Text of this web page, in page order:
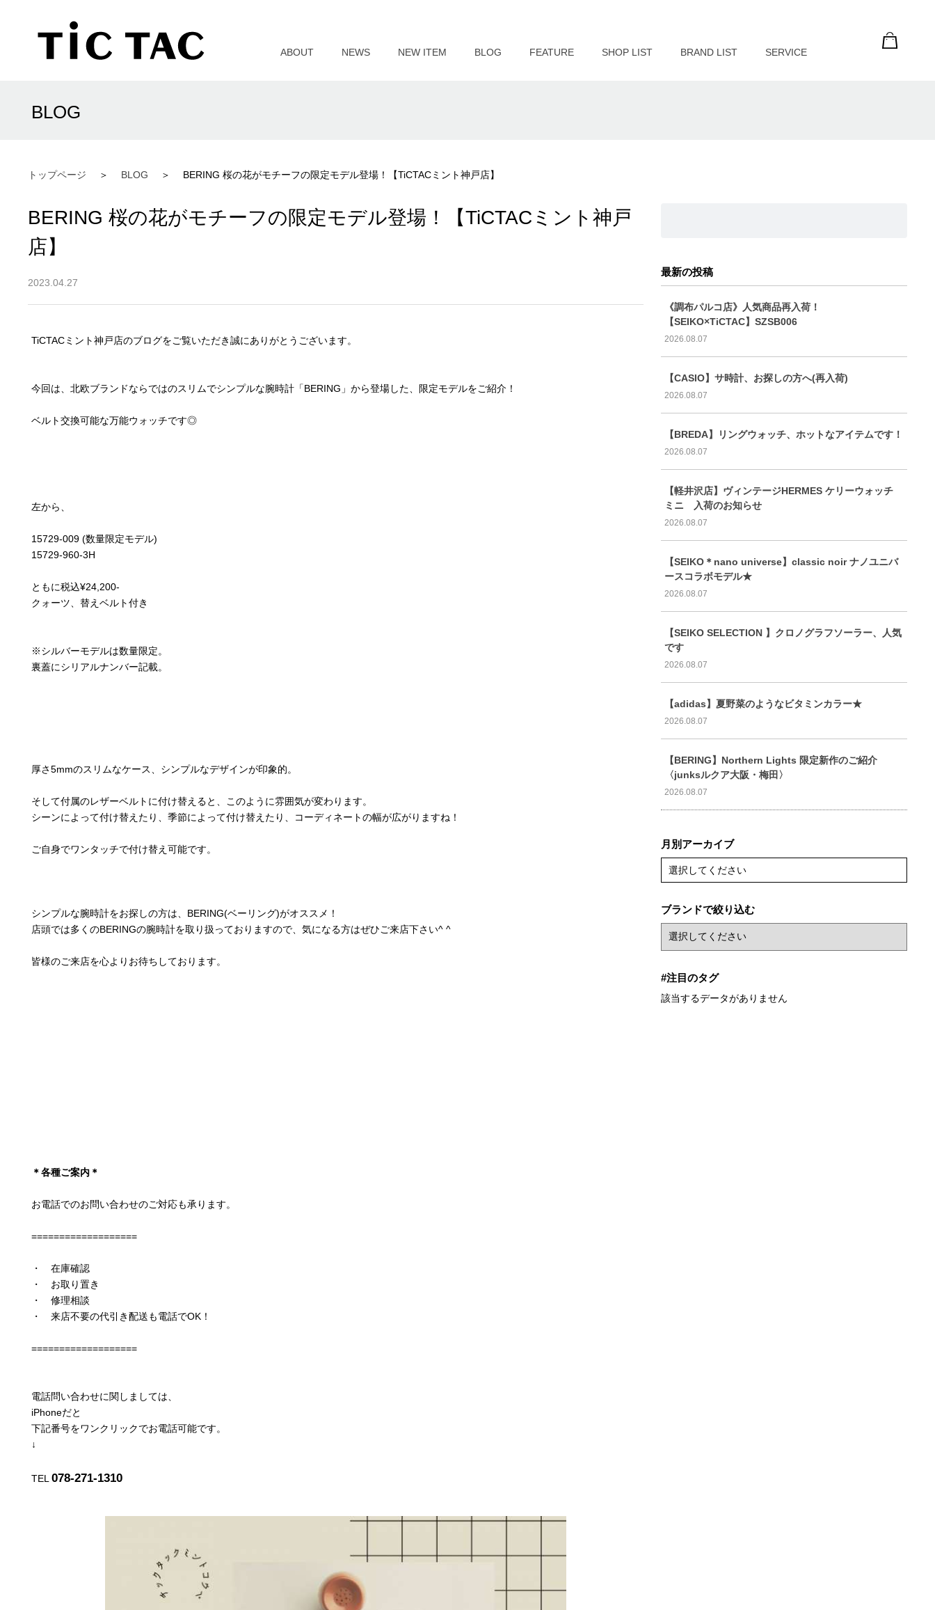
ABOUT NEWS NEW ITEM BLOG FEATURE SHOP LIST BRAND LIST SERVICE
トップページ BLOG BERING 桜の花がモチーフの限定モデル登場！【TiCTACミント神戸店】
BLOG
BERING 桜の花がモチーフの限定モデル登場！【TiCTACミント神戸
店】
2023.04.27
TiCTACミント神戸店のブログをご覧いただき誠にありがとうございます。
今回は、北欧ブランドならではのスリムでシンプルな腕時計「BERING」から登場した、限定モデルをご紹介！
ベルト交換可能な万能ウォッチです◎
左から、
15729-009 (数量限定モデル)
15729-960-3H
ともに税込¥24,200-
クォーツ、替えベルト付き
※シルバーモデルは数量限定。
裏蓋にシリアルナンバー記載。
厚さ5mmのスリムなケース、シンプルなデザインが印象的。
そして付属のレザーベルトに付け替えると、このように雰囲気が変わります。
シーンによって付け替えたり、季節によって付け替えたり、コーディネートの幅が広がりますね！
ご自身でワンタッチで付け替え可能です。
シンプルな腕時計をお探しの方は、BERING(ベーリング)がオススメ！
店頭では多くのBERINGの腕時計を取り扱っておりますので、気になる方はぜひご来店下さい^ ^
皆様のご来店を心よりお待ちしております。
＊各種ご案内＊
お電話でのお問い合わせのご対応も承ります。
===================
・ 在庫確認
・ お取り置き
・ 修理相談
・ 来店不要の代引き配送も電話でOK！
===================
電話問い合わせに関しましては、
iPhoneだと
下記番号をワンクリックでお電話可能です。
↓
TEL078-271-1310
最新の投稿
《調布パルコ店》人気商品再入荷！
【SEIKO×TiCTAC】SZSB006
2026.08.07
【CASIO】サ時計、お探しの方へ(再入荷)
2026.08.07
【BREDA】リングウォッチ、ホットなアイテムです！
2026.08.07
【軽井沢店】ヴィンテージHERMES ケリーウォッチ
ミニ 入荷のお知らせ
2026.08.07
【SEIKO＊nano universe】classic noir ナノユニバ
ースコラボモデル★
2026.08.07
【SEIKO SELECTION 】クロノグラフソーラー、人気
です
2026.08.07
【adidas】夏野菜のようなビタミンカラー★
2026.08.07
【BERING】Northern Lights 限定新作のご紹介
〈junksルクア大阪・梅田〉
2026.08.07
月別アーカイブ
選択してください
ブランドで絞り込む
#注目のタグ
該当するデータがありません